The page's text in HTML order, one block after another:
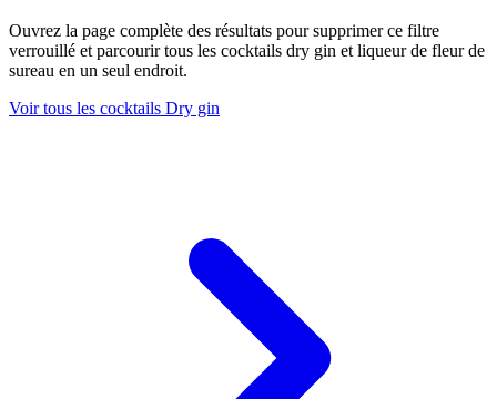
Ouvrez la page complète des résultats pour supprimer ce filtre
verrouillé et parcourir tous les cocktails dry gin et liqueur de fleur de
sureau en un seul endroit.
Voir tous les cocktails Dry gin